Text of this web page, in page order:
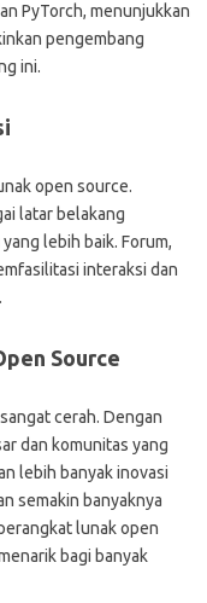
PyTorch, menunjukkan
pengembang
ini.
open source.
latar belakang
lebih baik. Forum,
interaksi dan
Source
cerah. Dengan
dan komunitas yang
lebih banyak inovasi
semakin banyaknya
lunak open
bagi banyak